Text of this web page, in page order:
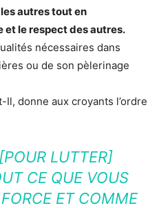
autres tout en
et le respect des autres.
nécessaires dans
ou de son pèlerinage
donne aux croyants l’ordre
LUTTER]
CE QUE VOUS
ET COMME